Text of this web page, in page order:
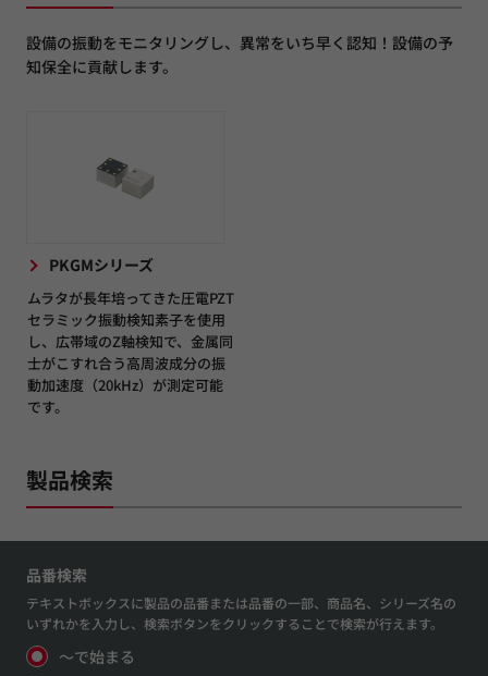
設備の振動をモニタリングし、異常をいち早く認知！設備の予
知保全に貢献します。
PKGMシリーズ
ムラタが長年培ってきた圧電PZT
セラミック振動検知素子を使用
し、広帯域のZ軸検知で、金属同
士がこすれ合う高周波成分の振
動加速度（20kHz）が測定可能
です。
製品検索
品番検索
テキストボックスに製品の品番または品番の一部、商品名、シリーズ名の
いずれかを入力し、検索ボタンをクリックすることで検索が行えます。
～で始まる